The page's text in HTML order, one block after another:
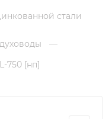
стали
—
750 [нп]